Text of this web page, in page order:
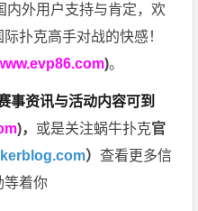
内外用户支持与肯定，欢
扑克高手对战的快感！
)。
事资讯与活动内容可到
)， 或是关注蜗牛扑克官
）查看更多信
等着你